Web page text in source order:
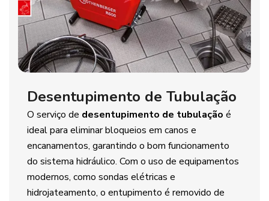
Desentupimento de Tubulação
O serviço de desentupimento de tubulação é
ideal para eliminar bloqueios em canos e
encanamentos, garantindo o bom funcionamento
do sistema hidráulico. Com o uso de equipamentos
modernos, como sondas elétricas e
hidrojateamento, o entupimento é removido de